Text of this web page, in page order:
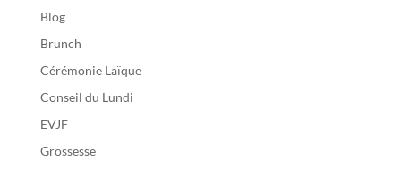
Blog
Brunch
Cérémonie Laïque
Conseil du Lundi
EVJF
Grossesse